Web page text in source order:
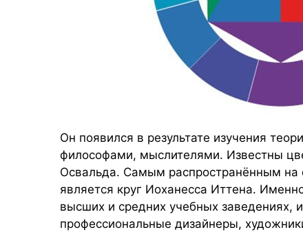
Он появился в результате изучения
философами, мыслителями. Известны
Освальда. Самым распространённым на
является круг Иоханесса Иттена.
высших и средних учебных заведениях,
профессиональные дизайнеры,